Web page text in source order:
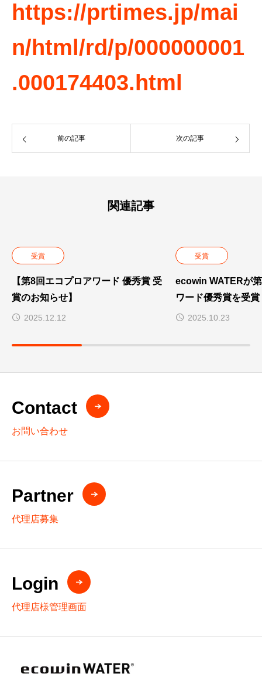
https://prtimes.jp/mai
n/html/rd/p/000000001
.000174403.html
前の記事 次の記事
関連記事
受賞
【第8回エコプロアワード 優秀賞 受
賞のお知らせ】
2025.12.12
受賞
ecowin WATERが
ワード優秀賞を受賞
2025.10.23
Contact
お問い合わせ
Partner
代理店募集
Login
代理店様管理画面